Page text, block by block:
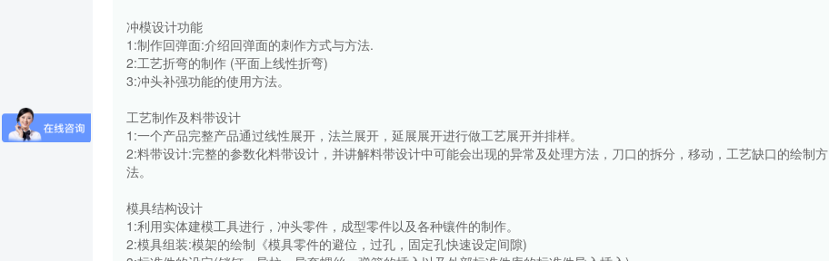
冲模设计功能
1:制作回弹面:介绍回弹面的刺作方式与方法.
2:工艺折弯的制作 (平面上线性折弯)
3:冲头补强功能的使用方法。
工艺制作及料带设计
1:一个产品完整产品通过线性展开，法兰展开，延展展开进行做工艺展开并排样。
2:料带设计:完整的参数化料带设计，并讲解料带设计中可能会出现的异常及处理方法，刀口的拆分，移动，工艺缺口的绘制方
法。
模具结构设计
1:利用实体建模工具进行，冲头零件，成型零件以及各种镶件的制作。
2:模具组装:模架的绘制《模具零件的避位，过孔，固定孔快速设定间隙)